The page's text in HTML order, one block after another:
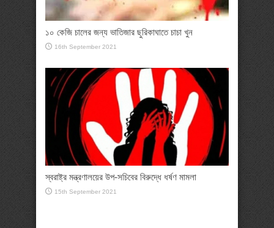
১০ কেজি চালের জন্য ভাতিজার ছুরিকাঘাতে চাচা খুন
16th September 2021
স্বরাষ্ট্র মন্ত্রণালয়ের উপ-সচিবের বিরুদ্ধে ধর্ষণ মামলা
15th September 2021